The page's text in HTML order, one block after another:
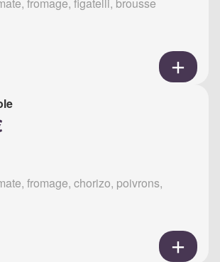
fromage, chorizo, poivrons,